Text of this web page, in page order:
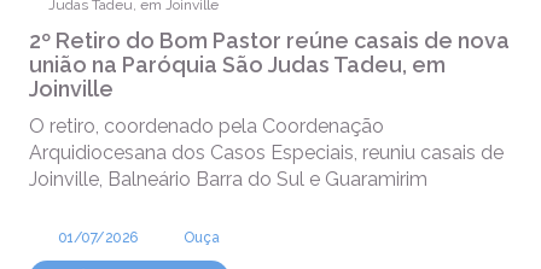
2º Retiro do Bom Pastor reúne casais de nova
união na Paróquia São Judas Tadeu, em
Joinville
O retiro, coordenado pela Coordenação
Arquidiocesana dos Casos Especiais, reuniu casais de
Joinville, Balneário Barra do Sul e Guaramirim
01/07/2026 Ouça